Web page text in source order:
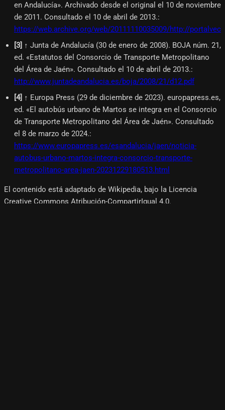
en Andalucía». Archivado desde el original el 10 de noviembre
de 2011. Consultado el 10 de abril de 2013.:
https://web.archive.org/web/20111110035009/http://
[3] ↑ Junta de Andalucía (30 de enero de 2008). BOJA núm. 21,
ed. «Estatutos del Consorcio de Transporte Metropolitano
del Área de Jaén». Consultado el 10 de abril de 2013.:
http://www.juntadeandalucia.es/boja/2008/21/d12.pdf
[4] ↑ Europa Press (29 de diciembre de 2023). europapress.es,
ed. «El autobús urbano de Martos se integra en el Consorcio
de Transporte Metropolitano del Área de Jaén». Consultado
el 8 de marzo de 2024.:
https://www.europapress.es/esandalucia/jaen/noticia-
autobus-urbano-martos-integra-consorcio-transporte-
metropolitano-area-jaen-20231229180513.html
El contenido está adaptado de Wikipedia, bajo la Licencia
Creative Commons Atribución-CompartirIgual 4.0.